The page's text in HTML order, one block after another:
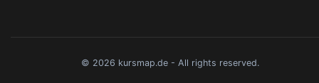
© 2026 kursmap.de - All rights reserved.